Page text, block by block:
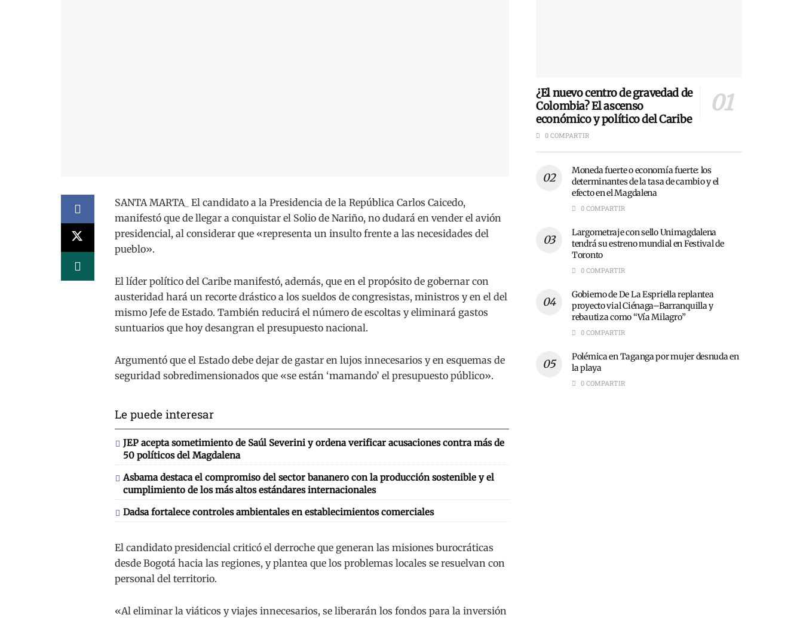
SANTA MARTA_ El candidato a la Presidencia de la República Carlos Caicedo,
manifestó que de llegar a conquistar el Solio de Nariño, no dudará en vender el avión
presidencial, al considerar que «representa un insulto frente a las necesidades del
pueblo».
El líder político del Caribe manifestó, además, que en el propósito de gobernar con
austeridad hará un recorte drástico a los sueldos de congresistas, ministros y en el del
mismo Jefe de Estado. También reducirá el número de escoltas y eliminará gastos
suntuarios que hoy desangran el presupuesto nacional.
Argumentó que el Estado debe dejar de gastar en lujos innecesarios y en esquemas de
seguridad sobredimensionados que «se están ‘mamando’ el presupuesto público».
Le puede interesar
JEP acepta sometimiento de Saúl Severini y ordena verificar acusaciones contra más de
50 políticos del Magdalena
Asbama destaca el compromiso del sector bananero con la producción sostenible y el
cumplimiento de los más altos estándares internacionales
Dadsa fortalece controles ambientales en establecimientos comerciales
El candidato presidencial criticó el derroche que generan las misiones burocráticas
desde Bogotá hacia las regiones, y plantea que los problemas locales se resuelvan con
personal del territorio.
«Al eliminar la viáticos y viajes innecesarios, se liberarán los fondos para la inversión
¿El nuevo centro de gravedad de
Colombia? El ascenso
económico y político del Caribe
0 COMPARTIR
Moneda fuerte o economía fuerte: los
determinantes de la tasa de cambio y el
efecto en el Magdalena
0 COMPARTIR
Largometraje con sello Unimagdalena
tendrá su estreno mundial en Festival de
Toronto
0 COMPARTIR
Gobierno de De La Espriella replantea
proyecto vial Ciénaga–Barranquilla y
rebautiza como “Vía Milagro”
0 COMPARTIR
Polémica en Taganga por mujer desnuda en
la playa
0 COMPARTIR